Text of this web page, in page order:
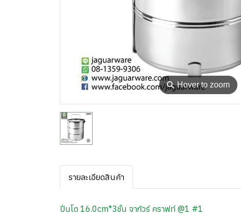
⚲Hover to zoom
รายละเอียดสินค้า
ปิ่นโต 16.0cm*3ชั้น จากัวร์ คราฟท์ @1 #1